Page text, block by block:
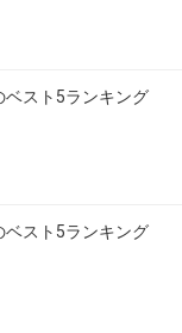
スト5ランキング
スト5ランキング